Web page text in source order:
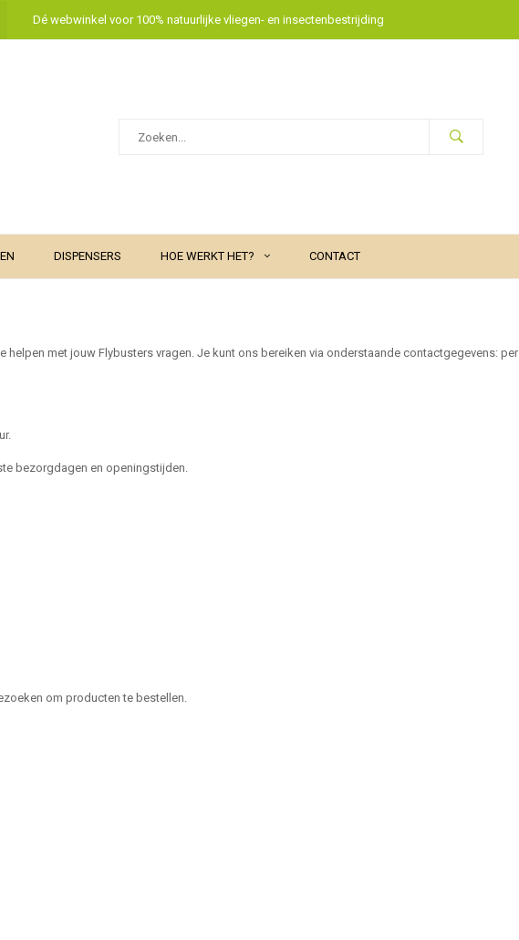
Dé webwinkel voor 100% natuurlijke vliegen- en insectenbestrijding
DISPENSERS HOE WERKT HET? CONTACT
helpen met jouw Flybusters vragen. Je kunt ons bereiken via onderstaande contactgegevens: per
bezorgdagen en openingstijden.
om producten te bestellen.